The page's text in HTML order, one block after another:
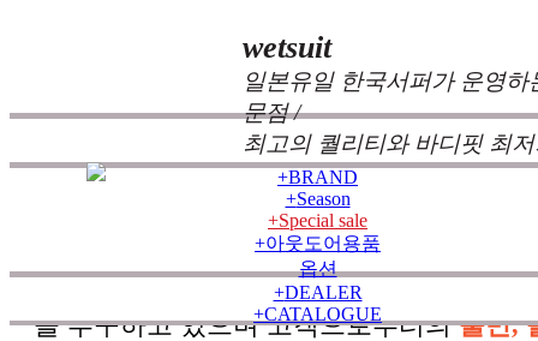
wetsuit
일본유일 한국서퍼가 운영
문점 /
최고의 퀄리티와 바디핏 최
+BRAND
+Season
+Special sale
+아웃도어용품
옵션
+DEALER
+CATALOGUE
는 서퍼들의 느낌과 의견
즐거움을 대화하는 것에 목표를 두고 있습
을 추구하고 있으며 고객으로부터의불만,